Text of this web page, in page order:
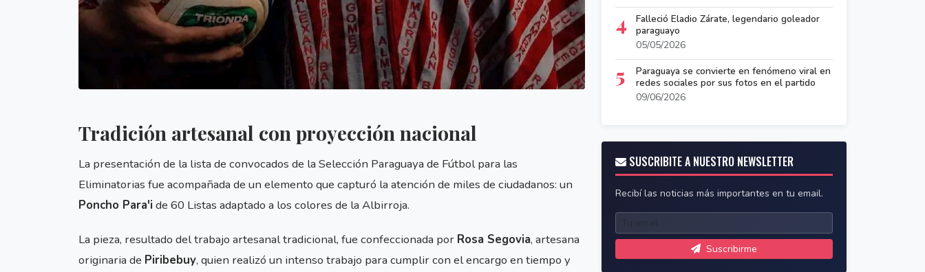
Tradición artesanal con proyección nacional
La presentación de la lista de convocados de la Selección Paraguaya de Fútbol para las
Eliminatorias fue acompañada de un elemento que capturó la atención de miles de ciudadanos: un
Poncho Para'i de 60 Listas adaptado a los colores de la Albirroja.
La pieza, resultado del trabajo artesanal tradicional, fue confeccionada por Rosa Segovia, artesana
originaria de Piribebuy, quien realizó un intenso trabajo para cumplir con el encargo en tiempo y
4
Falleció Eladio Zárate, legendario goleador
paraguayo
05/05/2026
5
Paraguaya se convierte en fenómeno viral en
redes sociales por sus fotos en el partido
09/06/2026
SUSCRIBITE A NUESTRO NEWSLETTER
Recibí las noticias más importantes en tu email.
Suscribirme